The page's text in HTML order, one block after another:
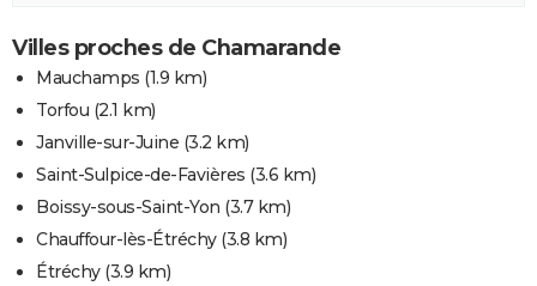
Villes proches de Chamarande
Mauchamps (1.9 km)
Torfou (2.1 km)
Janville-sur-Juine (3.2 km)
Saint-Sulpice-de-Favières (3.6 km)
Boissy-sous-Saint-Yon (3.7 km)
Chauffour-lès-Étréchy(3.8 km)
Étréchy(3.9 km)